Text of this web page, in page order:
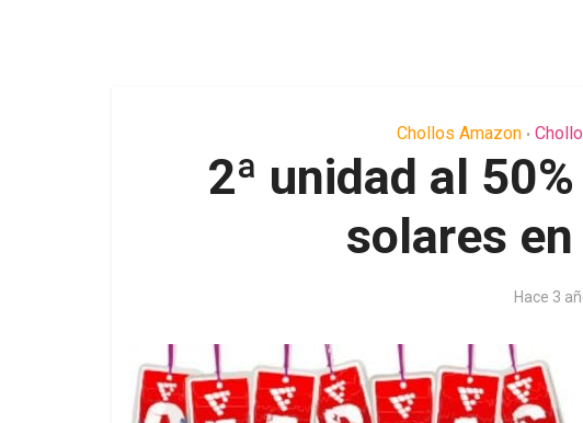
Chollos Amazon •
2ª unidad al
solares
Hace 3